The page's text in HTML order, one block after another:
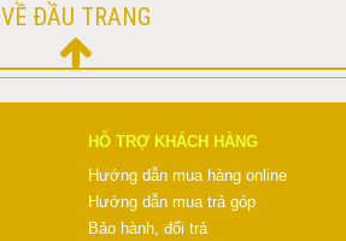
VỀ ĐẦU TRANG
HỖ TRỢ KHÁCH HÀNG
Hướng dẫn mua hàng online
Hướng dẫn mua trả góp
Bảo hành, đổi trả